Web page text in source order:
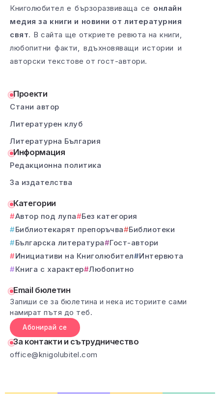
Книголюбител е бързоразвиваща се онлайн
медия за книги и новини от литературния
свят. В сайта ще откриете ревюта на книги,
любопитни факти, вдъхновяващи истории и
авторски текстове от гост-автори.
Проекти
Стани автор
Литературен клуб
Литературна България
Информация
Редакционна политика
За издателства
Категории
Автор под лупа
Без категория
Библиотекарят препоръчва
Библиотеки
Българска литература
Гост-автори
Инициативи на Книголюбител
Интервюта
Книга с характер Любопитно
Email бюлетин
Запиши се за бюлетина и нека историите сами
намират пътя до теб.
Абонирай се
За контакти и сътрудничество
office@knigolubitel.com